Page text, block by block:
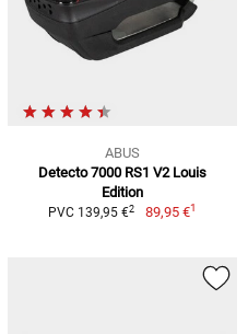
ABUS
Detecto 7000 RS1 V2 Louis
Edition
PVC 139,95 €2 89,95 €1